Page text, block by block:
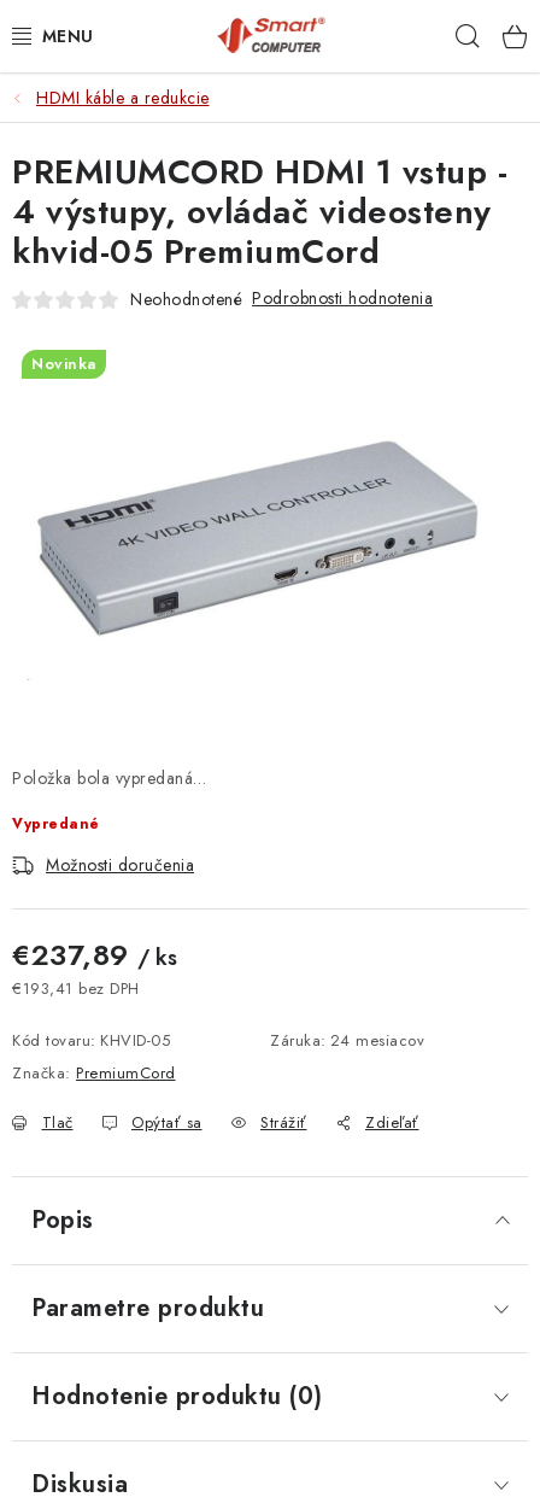
na
NOTEBOOKY
MOBILNÉ ZARIADENIA
PC A KOMPONENTY
PERIFÉRIE
TLAČIARNE
DOMÁCNOSŤ
: DOBRÁ CENA
: TOP PRODUKTY
: NOVÉ PRODUKTY
Obchodné podmienky
Formuláre na stiahnutie
HDMI káble a redukcie
Položka bola vypredaná…
Vypredané
Možnosti doručenia
€237,89 / ks
€193,41 bez DPH
Kód tovaru: KHVID-05 Záruka: 24 mesiacov
Značka: PremiumCord
Tlač Opýtať sa Strážiť Zdieľať
PREMIUMCORD HDMI 1 vstup -
4 výstupy, ovládač videosteny
khvid-05 PremiumCord
Neohodnotené Podrobnosti hodnotenia
Novinka
Popis
Parametre produktu
Hodnotenie produktu (0)
Diskusia